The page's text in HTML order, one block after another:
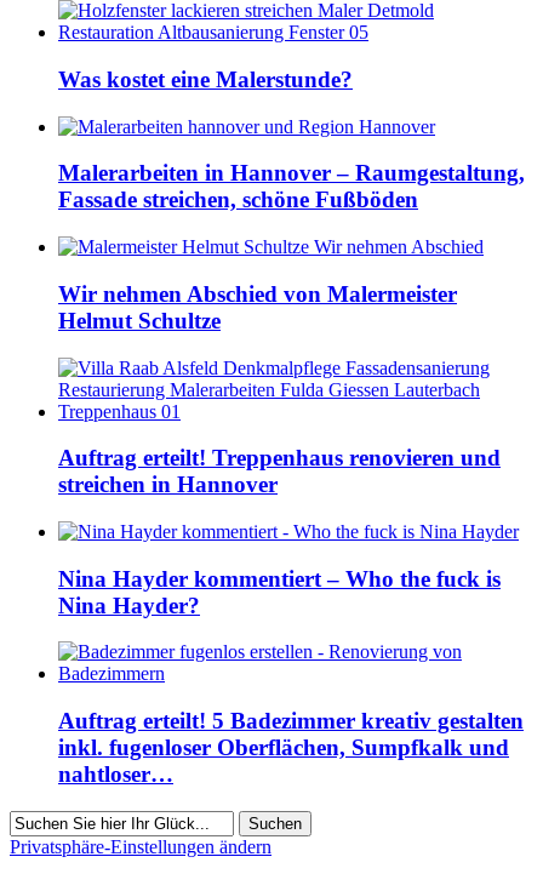
Was kostet eine Malerstunde?
Malerarbeiten in Hannover – Raumgestaltung,
Fassade streichen, schöne Fußböden
Wir nehmen Abschied von Malermeister
Helmut Schultze
Auftrag erteilt! Treppenhaus renovieren und
streichen in Hannover
Nina Hayder kommentiert – Who the fuck is
Nina Hayder?
Auftrag erteilt! 5 Badezimmer kreativ gestalten
inkl. fugenloser Oberflächen, Sumpfkalk und
nahtloser…
Suchen
Privatsphäre-Einstellungen ändern